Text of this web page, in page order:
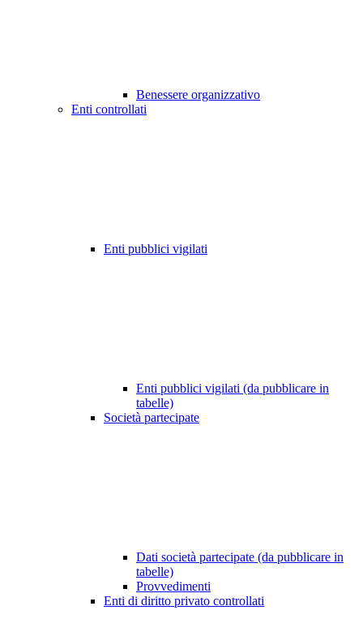
Benessere organizzativo
Enti controllati
Enti pubblici vigilati
Enti pubblici vigilati (da pubblicare in
tabelle)
Società partecipate
Dati società partecipate (da pubblicare in
tabelle)
Provvedimenti
Enti di diritto privato controllati